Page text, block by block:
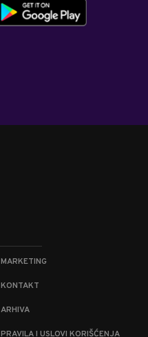
MARKETING
KONTAKT
ARHIVA
PRAVILA I USLOVI KORIŠĆENJA